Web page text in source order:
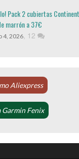
Pack 2 cubiertas
marrón a 37€
4, 2026, 12
Aliexpress
Fenix